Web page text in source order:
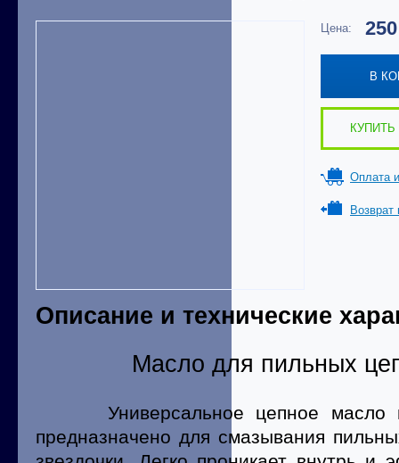
Цена:
В
КУПИТЬ
Оплата
Возврат
Описание и технические
Масло для пильных
Универсальное цепное масло
предназначено для смазывания